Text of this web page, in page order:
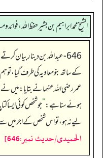
الشيخ محمد ابراهيم بن بشير حفظ الله،
646-عبداللہ بن دینار بیان
کے ساتھ بنو معاویہ کی طرف گیا، تو
عمر رضی اللہ عنہما نے بتایا: میں نے
ہوئے سنا ہے:”جو شخص کوئی ایسا
لیے نہ ہو، تو اس شخص کے اجر میں
الحمیدی/حدیث نمبر:646]